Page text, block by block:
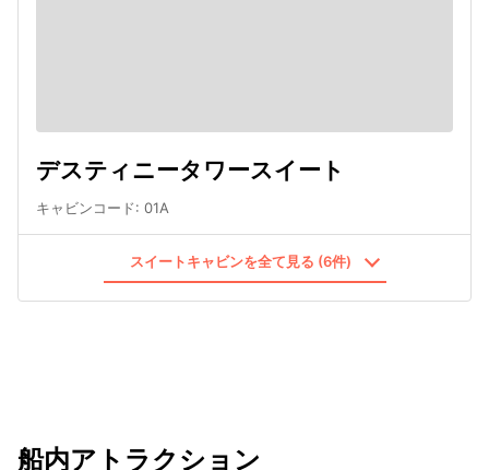
デスティニータワースイート
キャビンコード: 01A
スイートキャビンを全て見る (6件)
船内アトラクション